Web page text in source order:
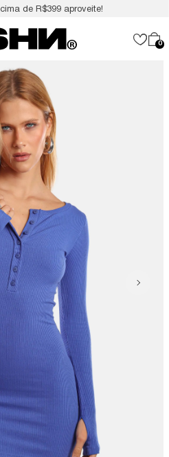
de R$399 aproveite!
0